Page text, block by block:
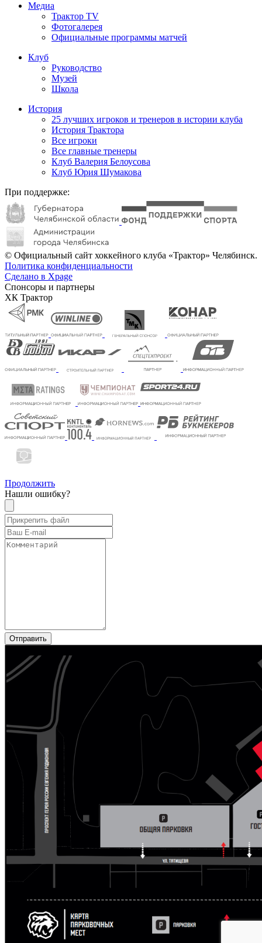
Медиа
Трактор TV
Фотогалерея
Официальные программы матчей
Клуб
Руководство
Музей
Школа
История
25 лучших игроков и тренеров в истории клуба
История Трактора
Все игроки
Все главные тренеры
Клуб Валерия Белоусова
Клуб Юрия Шумакова
При поддержке:
© Официальный сайт хоккейного клуба «Трактор» Челябинск.
Политика конфиденциальности
Сделано в Xpage
Спонсоры и партнеры
ХК Трактор
Продолжить
Нашли ошибку?